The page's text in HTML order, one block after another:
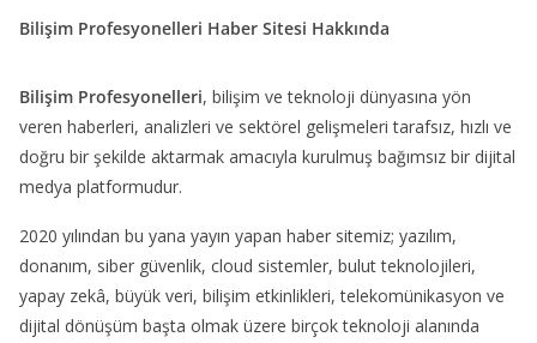
Bilişim Profesyonelleri Haber Sitesi Hakkında
Bilişim Profesyonelleri, bilişim ve teknoloji dünyasına yön
veren haberleri, analizleri ve sektörel gelişmeleri tarafsız, hızlı ve
doğru bir şekilde aktarmak amacıyla kurulmuş bağımsız bir dijital
medya platformudur.
2020 yılından bu yana yayın yapan haber sitemiz; yazılım,
donanım, siber güvenlik, cloud sistemler, bulut teknolojileri,
yapay zekâ, büyük veri, bilişim etkinlikleri, telekomünikasyon ve
dijital dönüşüm başta olmak üzere birçok teknoloji alanında